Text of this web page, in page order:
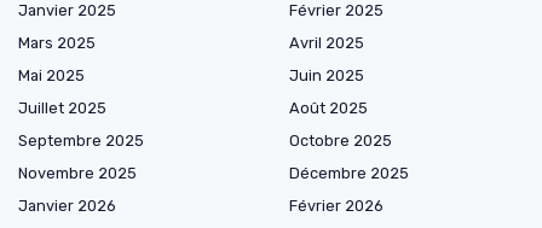
Janvier 2025
Février 2025
Mars 2025
Avril 2025
Mai 2025
Juin 2025
Juillet 2025
Août 2025
Septembre 2025
Octobre 2025
Novembre 2025
Décembre 2025
Janvier 2026
Février 2026